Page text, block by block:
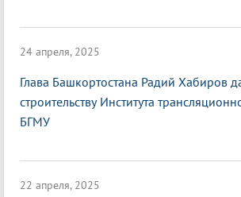
24 апреля, 2025
Глава Башкортостана Радий Хабиров
строительству Института
БГМУ
22 апреля, 2025